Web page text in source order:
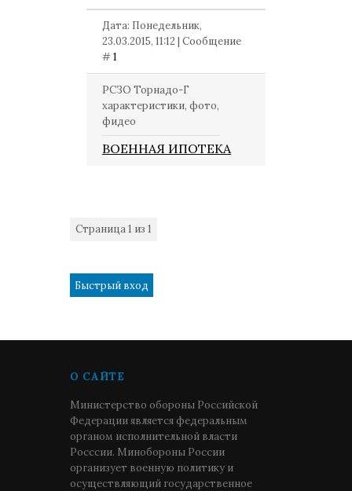
Дата: Понедельник,
23.03.2015, 11:12 | Сообщение
#1
РСЗО Торнадо-Г
характеристики, фото,
фидео
ВОЕННАЯ ИПОТЕКА
Страница1 из 1
О САЙТЕ
Министерство обороны Российской
Федерации является федеральным
органом исполнительной власти
Росссии. Минобороны России
организует военную политику и
осуществляющий государственное